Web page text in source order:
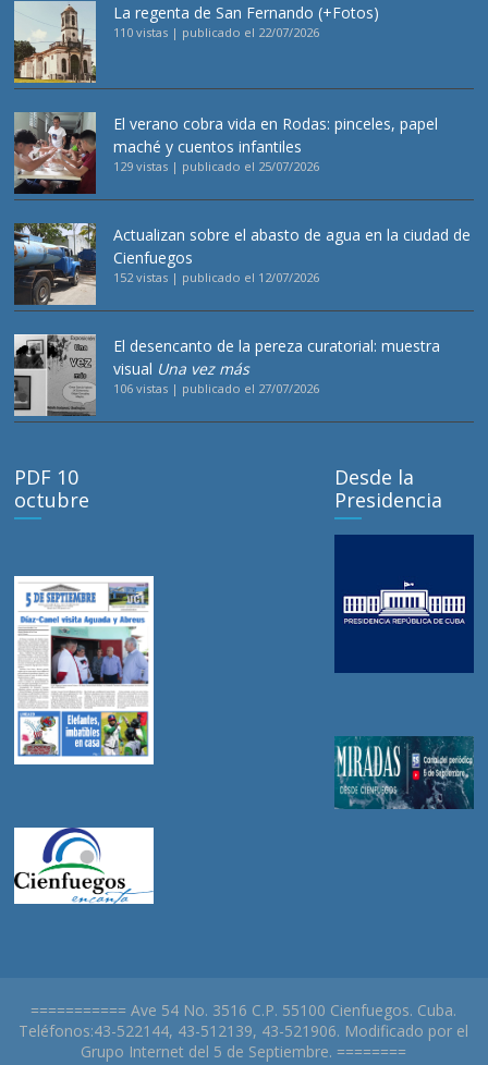
La regenta de San Fernando (+Fotos)
110 vistas | publicado el 22/07/2026
El verano cobra vida en Rodas: pinceles, papel
maché y cuentos infantiles
129 vistas | publicado el 25/07/2026
Actualizan sobre el abasto de agua en la ciudad de
Cienfuegos
152 vistas | publicado el 12/07/2026
El desencanto de la pereza curatorial: muestra
visual Una vez más
106 vistas | publicado el 27/07/2026
PDF 10
octubre
Desde la
Presidencia
=========== Ave 54 No. 3516 C.P. 55100 Cienfuegos. Cuba.
Teléfonos:43-522144, 43-512139, 43-521906. Modificado por el
Grupo Internet del 5 de Septiembre. ========